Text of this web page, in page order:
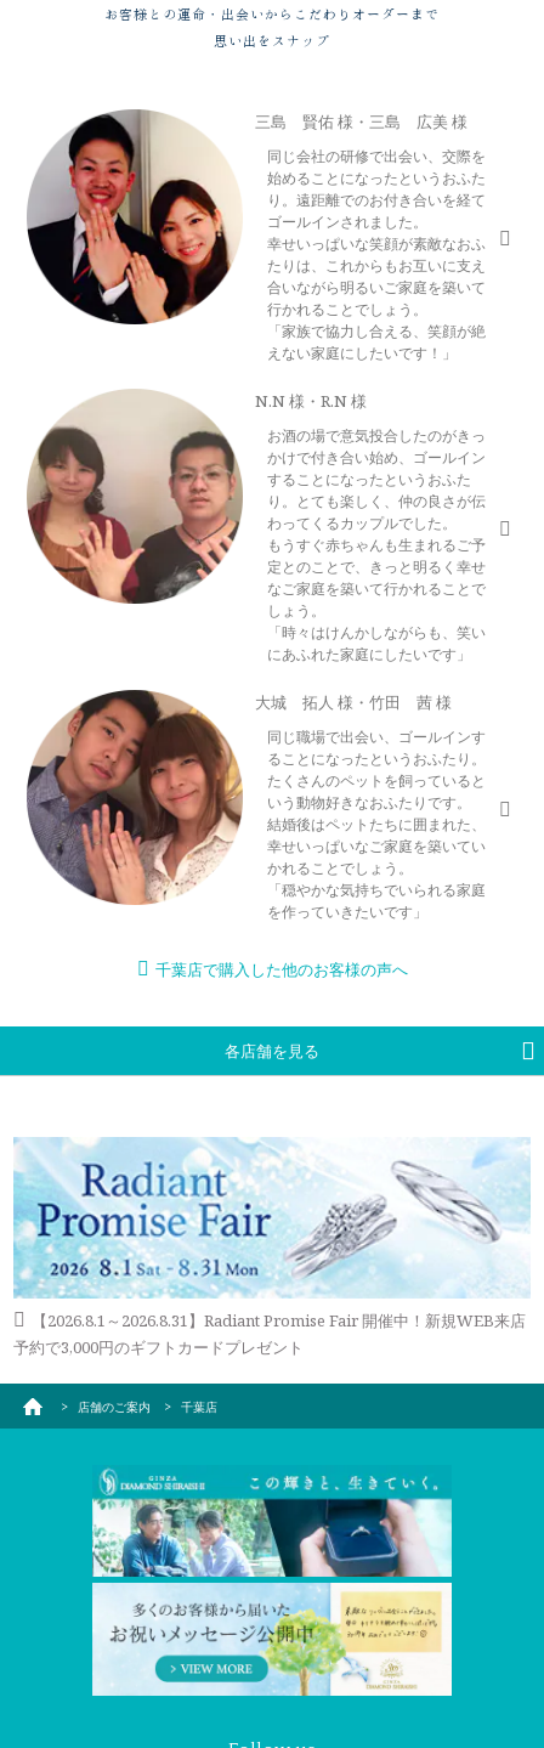
お客様との運命・出会いからこだわりオーダーまで
思い出をスナップ
三島 賢佑 様・三島 広美 様
同じ会社の研修で出会い、交際を
始めることになったというおふた
り。遠距離でのお付き合いを経て
ゴールインされました。
幸せいっぱいな笑顔が素敵なおふ
たりは、これからもお互いに支え
合いながら明るいご家庭を築いて
行かれることでしょう。
「家族で協力し合える、笑顔が絶
えない家庭にしたいです！」
N.N 様・R.N 様
お酒の場で意気投合したのがきっ
かけで付き合い始め、ゴールイン
することになったというおふた
り。とても楽しく、仲の良さが伝
わってくるカップルでした。
もうすぐ赤ちゃんも生まれるご予
定とのことで、きっと明るく幸せ
なご家庭を築いて行かれることで
しょう。
「時々はけんかしながらも、笑い
にあふれた家庭にしたいです」
大城 拓人 様・竹田 茜 様
同じ職場で出会い、ゴールインす
ることになったというおふたり。
たくさんのペットを飼っていると
いう動物好きなおふたりです。
結婚後はペットたちに囲まれた、
幸せいっぱいなご家庭を築いてい
かれることでしょう。
「穏やかな気持ちでいられる家庭
を作っていきたいです」
千葉店で購入した他のお客様の声へ
各店舗を見る
【2026.8.1～2026.8.31】Radiant Promise Fair 開催中！新規WEB来店
予約で3,000円のギフトカードプレゼント
店舗のご案内 千葉店